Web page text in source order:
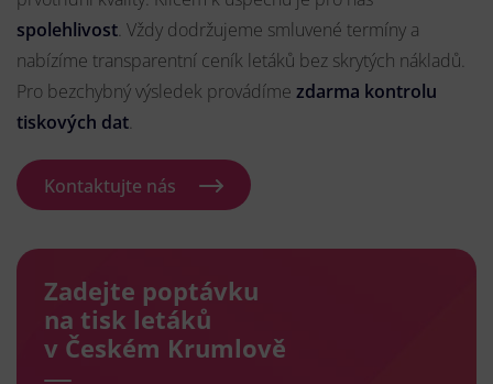
spolehlivost. Vždy dodržujeme smluvené termíny a
nabízíme transparentní ceník letáků bez skrytých nákladů.
Pro bezchybný výsledek provádíme zdarma kontrolu
tiskových dat.
Kontaktujte nás
Zadejte poptávku
na tisk letáků
v Českém Krumlově